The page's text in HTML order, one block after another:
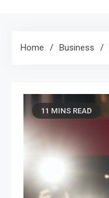
Home Business
11 MINS READ